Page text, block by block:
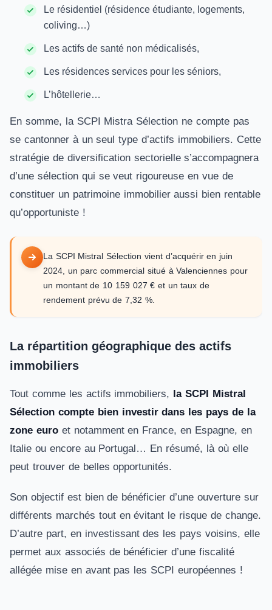
Le résidentiel (résidence étudiante, logements,
coliving…)
Les actifs de santé non médicalisés,
Les résidences services pour les séniors,
L’hôtellerie…
En somme, la SCPI Mistra Sélection ne compte pas
se cantonner à un seul type d’actifs immobiliers. Cette
stratégie de diversification sectorielle s’accompagnera
d’une sélection qui se veut rigoureuse en vue de
constituer un patrimoine immobilier aussi bien rentable
qu’opportuniste !
La SCPI Mistral Sélection vient d’acquérir en juin
2024, un parc commercial situé à Valenciennes pour
un montant de 10 159 027 € et un taux de
rendement prévu de 7,32 %.
La répartition géographique des actifs
immobiliers
Tout comme les actifs immobiliers, la SCPI Mistral
Sélection compte bien investir dans les pays de la
zone euroet notamment en France, en Espagne, en
Italie ou encore au Portugal… En résumé, là où elle
peut trouver de belles opportunités.
Son objectif est bien de bénéficier d’une ouverture sur
différents marchés tout en évitant le risque de change.
D’autre part, en investissant des les pays voisins, elle
permet aux associés de bénéficier d’une fiscalité
allégée mise en avant pas les SCPI européennes !